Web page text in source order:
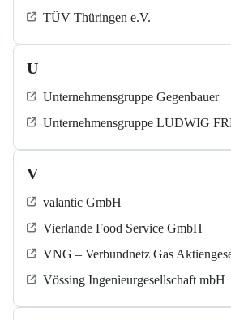
TÜV Thüringen e.V.
U
Unternehmensgruppe Gegenbauer
Unternehmensgruppe LUDWIG
V
valantic GmbH
Vierlande Food Service GmbH
VNG – Verbundnetz Gas
Vössing Ingenieurgesellschaft mbH